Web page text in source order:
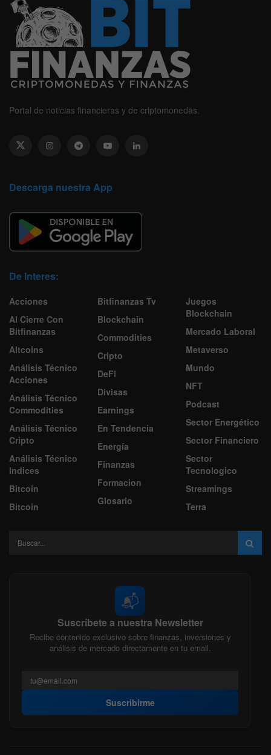
Portal de noticias financieras y de criptomonedas.
Descarga nuestra App
De Interes:
Acciones
Al Cierre Con
Bitfinanzas
Altcoins
Análisis Técnico
Acciones
Análisis Técnico
Commodities
Análisis Técnico
Cripto
Análisis Técnico
Indices
Bitcoin
Bitcoin
Bitfinanzas Tv
Blockchain
Commodities
Cripto
DeFi
Divisas
Earnings
En Tendencia
Energía
Finanzas
Formacion
Glosario
Juegos
Blockchain
Mercado Laboral
Metaverso
Mundo
NFT
Podcast
Sector Energético
Sector Financiero
Sector
Tecnologico
Streamings
Terra
📬
Suscríbete a nuestra Newsletter
Recibe contenido exclusivo sobre finanzas, inversiones y
análisis de mercado directamente en tu email.
Suscribirme